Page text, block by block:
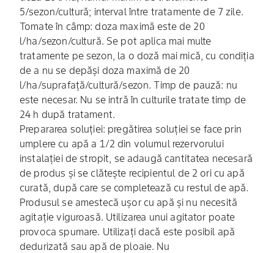
5/sezon/cultură; interval între tratamente de 7 zile.
Tomate în câmp: doza maximă este de 20
l/ha/sezon/cultură. Se pot aplica mai multe
tratamente pe sezon, la o doză mai mică, cu condiția
de a nu se depăși doza maximă de 20
l/ha/suprafață/cultură/sezon. Timp de pauză: nu
este necesar. Nu se intră în culturile tratate timp de
24 h după tratament.
Prepararea soluției: pregătirea soluției se face prin
umplere cu apă a 1/2 din volumul rezervorului
instalației de stropit, se adaugă cantitatea necesară
de produs și se clătește recipientul de 2 ori cu apă
curată, după care se completează cu restul de apă.
Produsul se amestecă ușor cu apă și nu necesită
agitație viguroasă. Utilizarea unui agitator poate
provoca spumare. Utilizați dacă este posibil apă
dedurizată sau apă de ploaie. Nu